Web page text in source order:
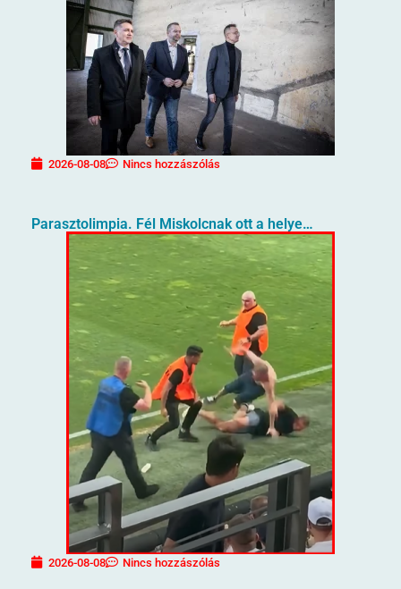
2026-08-08 Nincs hozzászólás
Parasztolimpia. Fél Miskolcnak ott a helye…
2026-08-08 Nincs hozzászólás